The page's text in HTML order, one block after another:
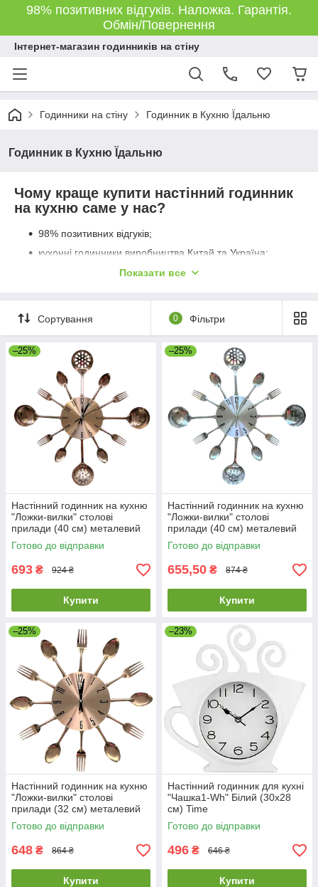
98% позитивних відгуків. Наложка. Гарантія.
Обмін/Повернення
Інтернет-магазин годинників на стіну
Годинники на стіну Годинник в Кухню Їдальню
Годинник в Кухню Їдальню
Чому краще купити настінний годинник
на кухню саме у нас?
98% позитивних відгуків;
кухонні годинники виробництва Китай та Україна;
відправляємо наложеним платежем без
"Укрпоштою" з власного складу в Харкові;
гарантія 12 місяців;
простий обмін та повернення без питань.
Тут можна купити
годинник на кухню, в їдальню
. У нас ви
знайдете настінні хронометри як класичних форм і
забарвлень так і сучасні металеві годинники у формі набору
столових предметів з веделками й ложками, інші цікаві
варіанти приладів для вимірювання часу в кухні або їдальні.
Показати все
Сортування 0 Фільтри
–25%
Настінний годинник на кухню
"Ложки-вилки" столові
прилади (40 cм) металевий
ЛВ-Мет-G-400 Timelike™
мідні
Готово до відправки
693 ₴ 924 ₴
Купити
–25%
Настінний годинник на кухню
"Ложки-вилки" столові
прилади (40 cм) металевий
ЛВ-Мет-S-400 Timelike™
сріблясті
Готово до відправки
655,50 ₴ 874 ₴
Купити
–25%
Настінний годинник на кухню
"Ложки-вилки" столові
прилади (32 cм) металевий
ЛВ-Мет-G Timelike™ мідні
Готово до відправки
648 ₴ 864 ₴
Купити
–23%
Настінний годинник для кухні
"Чашка1-Wh" Білий (30х28
см) Time
Готово до відправки
496 ₴ 646 ₴
Купити